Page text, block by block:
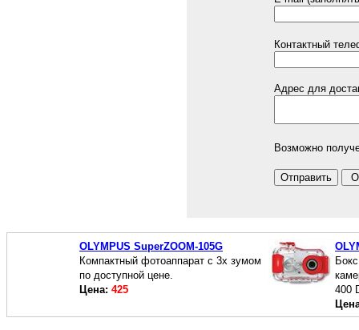
Контактный
Адрес для
Возможно
OLYMPUS SuperZOOM-105G
Компактный фотоаппарат с 3х зумом
по доступной цене.
Цена: 425
400